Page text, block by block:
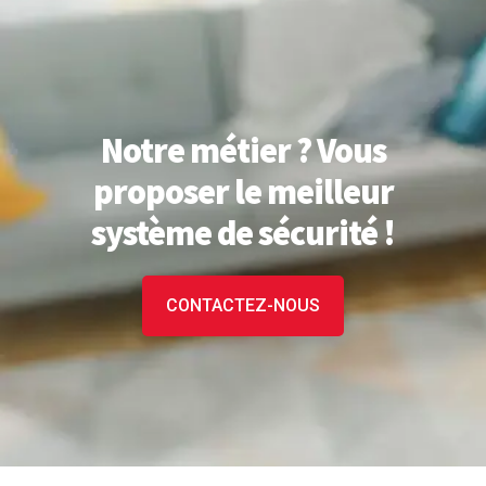
Notre métier ? Vous
proposer le meilleur
système de sécurité !
CONTACTEZ-NOUS